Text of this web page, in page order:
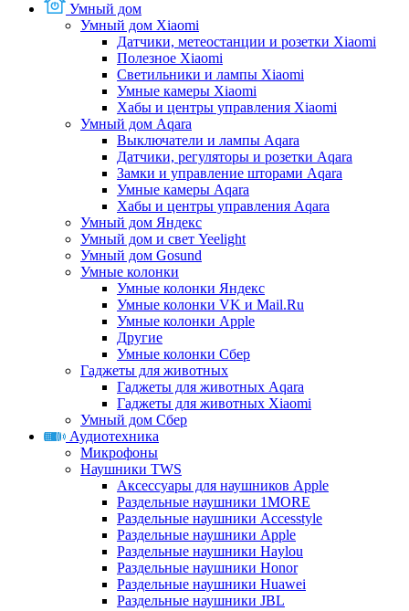
Умный дом
Умный дом Xiaomi
Датчики, метеостанции и розетки Xiaomi
Полезное Xiaomi
Светильники и лампы Xiaomi
Умные камеры Xiaomi
Хабы и центры управления Xiaomi
Умный дом Aqara
Выключатели и лампы Aqara
Датчики, регуляторы и розетки Aqara
Замки и управление шторами Aqara
Умные камеры Aqara
Хабы и центры управления Aqara
Умный дом Яндекс
Умный дом и свет Yeelight
Умный дом Gosund
Умные колонки
Умные колонки Яндекс
Умные колонки VK и Mail.Ru
Умные колонки Apple
Другие
Умные колонки Сбер
Гаджеты для животных
Гаджеты для животных Aqara
Гаджеты для животных Xiaomi
Умный дом Сбер
Аудиотехника
Микрофоны
Наушники TWS
Аксессуары для наушников Apple
Раздельные наушники 1MORE
Раздельные наушники Accesstyle
Раздельные наушники Apple
Раздельные наушники Haylou
Раздельные наушники Honor
Раздельные наушники Huawei
Раздельные наушники JBL